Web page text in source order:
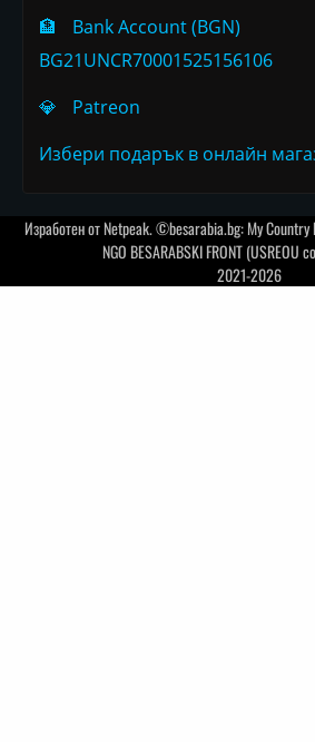
🏦
Bank Account (BGN)
BG21UNCR70001525156106
💎
Patreon
Избери подарък в онлайн
Изработен отNetpeak. ©besarabia.bg: My Country
NGO BESARABSKI FRONT (USREOU
2021-2026